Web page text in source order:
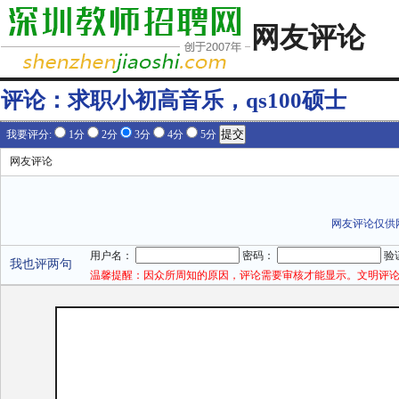
网友评论
评论：求职小初高音乐，qs100硕士
我要评分: 1分 2分 3分 4分 5分
网友评论
网友评论仅
我也评两句
用户名： 密码：
验
温馨提醒：因众所周知的原因，评论需要审核才能显示。文明评